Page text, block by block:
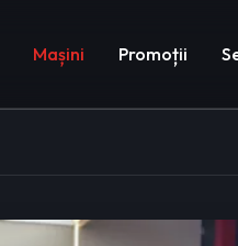
Mașini Promoții